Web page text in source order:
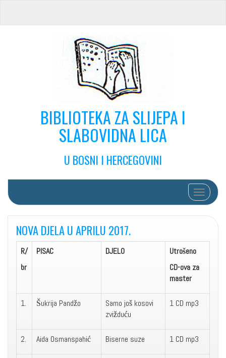
BIBLIOTEKA ZA SLIJEPA I
SLABOVIDNA LICA
U BOSNI I HERCEGOVINI
Toggle
NOVA DJELA U APRILU 2017.
R/
br
PISAC DJELO
Utrošeno
CD-ova za
master
1. Šukrija Pandžo
Samo još kosovi
zvižduću
1 CD mp3
2. Aida Osmanspahić Biserne suze 1 CD mp3